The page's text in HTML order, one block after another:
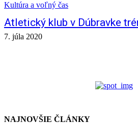
Kultúra a voľný čas
Atletický klub v Dúbravke
7. júla 2020
NAJNOVŠIE ČLÁNKY